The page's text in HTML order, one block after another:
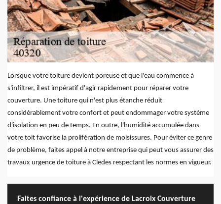
Lorsque votre toiture devient poreuse et que l'eau commence à
s'infiltrer, il est impératif d'agir rapidement pour réparer votre
couverture. Une toiture qui n'est plus étanche réduit
considérablement votre confort et peut endommager votre système
d'isolation en peu de temps. En outre, l'humidité accumulée dans
votre toit favorise la prolifération de moisissures. Pour éviter ce genre
de problème, faites appel à notre entreprise qui peut vous assurer des
travaux urgence de toiture à Cledes respectant les normes en vigueur.
Faites confiance à l'expérience de Lacroix Couverture